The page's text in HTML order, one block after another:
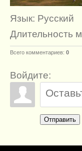
Язык: Русский
Длительность
Всего комментариев: 0
Войдите:
Отправить